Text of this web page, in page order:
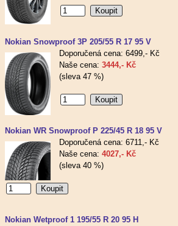
Nokian Snowproof 3P 205/55 R 17 95 V
Doporučená cena: 6499,- Kč
Naše cena: 3444,- Kč
(sleva 47 %)
Nokian WR Snowproof P 225/45 R 18 95 V
Doporučená cena: 6711,- Kč
Naše cena: 4027,- Kč
(sleva 40 %)
Nokian Wetproof 1 195/55 R 20 95 H